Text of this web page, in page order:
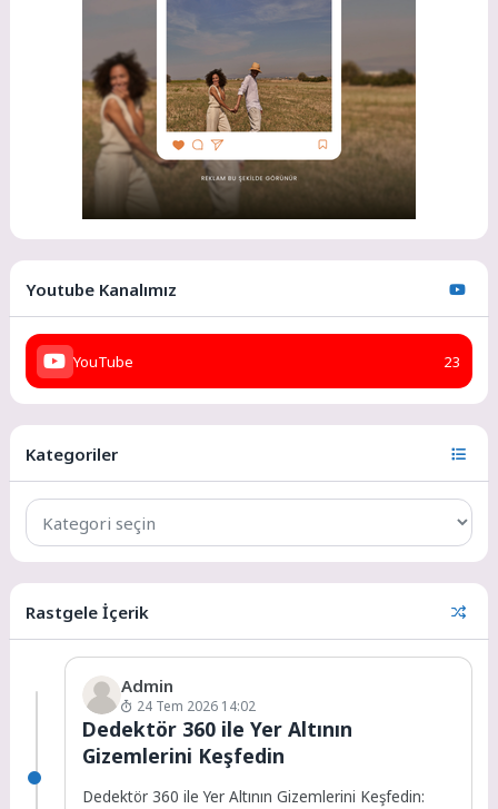
Youtube Kanalımız
YouTube 23
Kategoriler
Rastgele İçerik
Admin
24 Tem 2026 14:02
Dedektör 360 ile Yer Altının
Gizemlerini Keşfedin
Dedektör 360 ile Yer Altının Gizemlerini Keşfedin: